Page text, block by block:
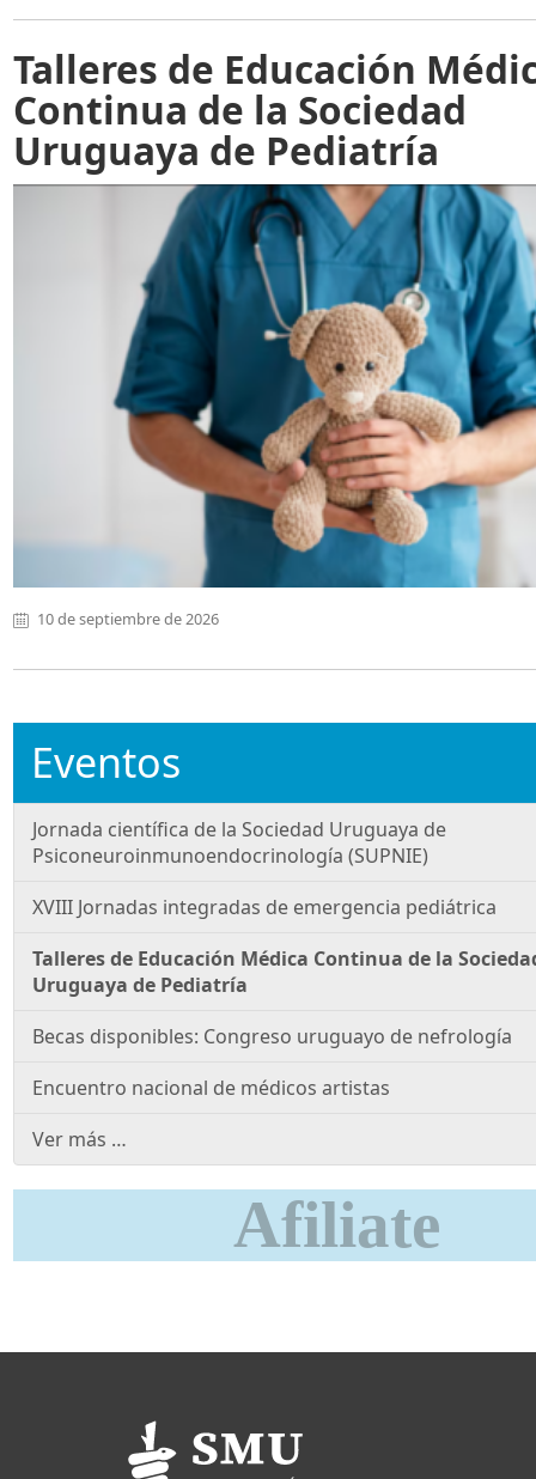
Talleres de Educación
Continua de la Sociedad
Uruguaya de Pediatría
10 de septiembre de 2026
Eventos
Jornada científica de la Sociedad Uruguaya de
Psiconeuroinmunoendocrinología (SUPNIE)
XVIII Jornadas integradas de emergencia pediátrica
Talleres de Educación Médica Continua de la
Uruguaya de Pediatría
Becas disponibles: Congreso uruguayo de nefrología
Encuentro nacional de médicos artistas
Ver más …